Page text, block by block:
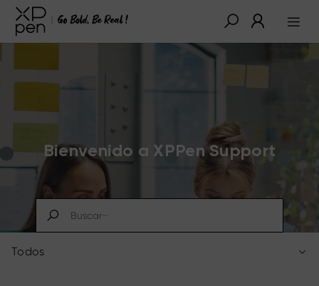
Bienvenido a XPPen Support
Todos